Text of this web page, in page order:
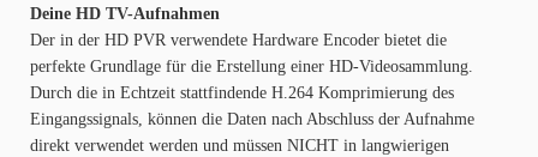
Deine HD TV-Aufnahmen
Der in der HD PVR verwendete Hardware Encoder bietet die
perfekte Grundlage für die Erstellung einer HD-Videosammlung.
Durch die in Echtzeit stattfindende H.264 Komprimierung des
Eingangssignals, können die Daten nach Abschluss der Aufnahme
direkt verwendet werden und müssen NICHT in langwierigen